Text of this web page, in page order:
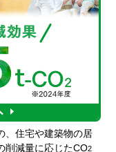
、住宅や建築物の居
削減量に応じたCO2